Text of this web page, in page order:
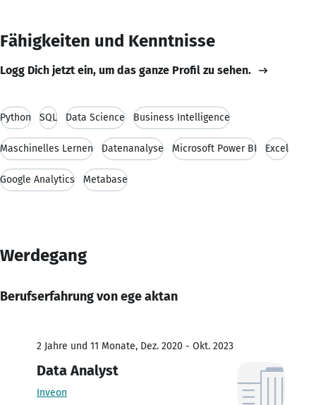
Fähigkeiten und Kenntnisse
Logg Dich jetzt ein, um das ganze Profil zu sehen.
Python SQL Data Science Business Intelligence
Maschinelles Lernen Datenanalyse Microsoft Power BI Excel
Google Analytics Metabase
Werdegang
Berufserfahrung von ege aktan
2 Jahre und 11 Monate, Dez. 2020 - Okt. 2023
Data Analyst
Inveon